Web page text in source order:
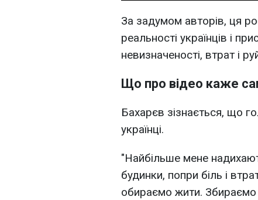
За задумом авторів, ця
реальності українців і
невизначеності, втрат і
Що про відео каже
Бахарєв зізнається, що
українці.
"Найбільше мене
будинки, попри біль і
обираємо жити.